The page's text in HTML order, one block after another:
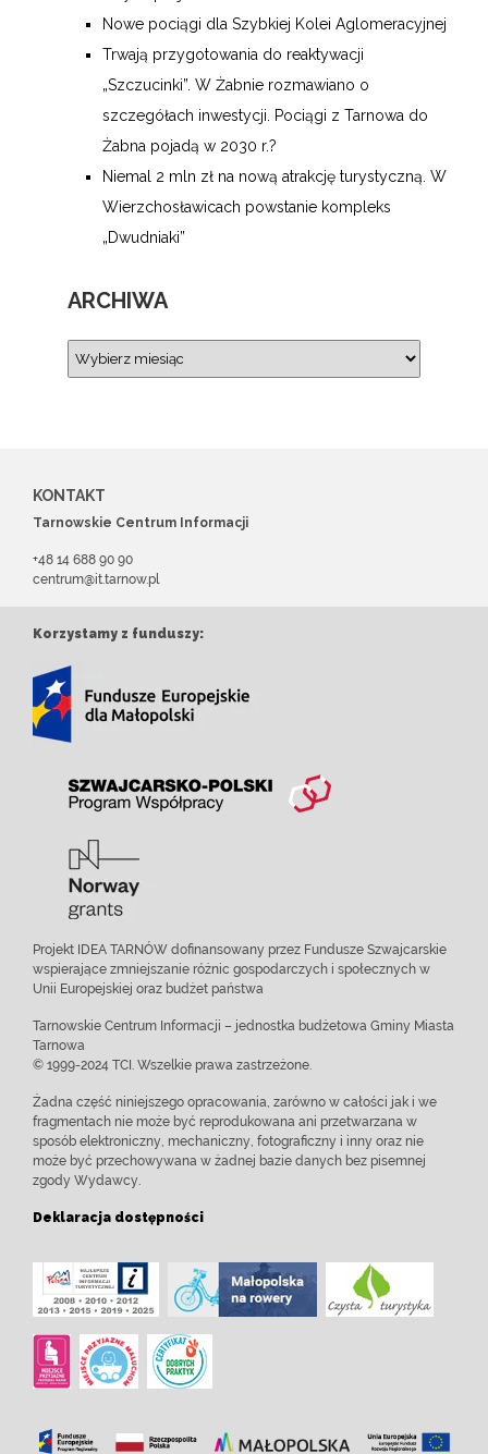
Nowe pociągi dla Szybkiej Kolei Aglomeracyjnej
Trwają przygotowania do reaktywacji
„Szczucinki”. W Żabnie rozmawiano o
szczegółach inwestycji. Pociągi z Tarnowa do
Żabna pojadą w 2030 r.?
Niemal 2 mln zł na nową atrakcję turystyczną. W
Wierzchosławicach powstanie kompleks
„Dwudniaki”
ARCHIWA
KONTAKT
Tarnowskie Centrum Informacji
+48 14 688 90 90
centrum@it.tarnow.pl
Korzystamy z funduszy:
Projekt IDEA TARNÓW dofinansowany przez Fundusze Szwajcarskie
wspierające zmniejszanie różnic gospodarczych i społecznych w
Unii Europejskiej oraz budżet państwa
Tarnowskie Centrum Informacji – jednostka budżetowa Gminy Miasta
Tarnowa
© 1999-2024 TCI. Wszelkie prawa zastrzeżone.
Żadna część niniejszego opracowania, zarówno w całości jak i we
fragmentach nie może być reprodukowana ani przetwarzana w
sposób elektroniczny, mechaniczny, fotograficzny i inny oraz nie
może być przechowywana w żadnej bazie danych bez pisemnej
zgody Wydawcy.
Deklaracja dostępności